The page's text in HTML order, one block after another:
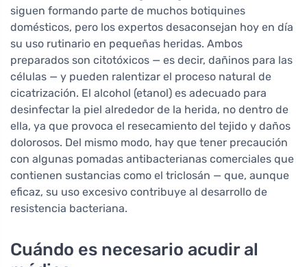
siguen formando parte de muchos botiquines
domésticos, pero los expertos desaconsejan hoy en día
su uso rutinario en pequeñas heridas. Ambos
preparados son citotóxicos — es decir, dañinos para las
células — y pueden ralentizar el proceso natural de
cicatrización. El alcohol (etanol) es adecuado para
desinfectar la piel alrededor de la herida, no dentro de
ella, ya que provoca el resecamiento del tejido y daños
dolorosos. Del mismo modo, hay que tener precaución
con algunas pomadas antibacterianas comerciales que
contienen sustancias como el triclosán — que, aunque
eficaz, su uso excesivo contribuye al desarrollo de
resistencia bacteriana.
Cuándo es necesario acudir al